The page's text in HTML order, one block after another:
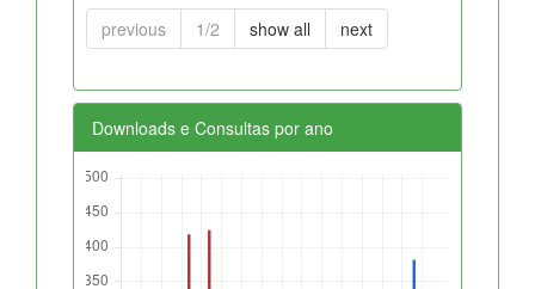
previous 1/2 show all next
Downloads e Consultas por ano